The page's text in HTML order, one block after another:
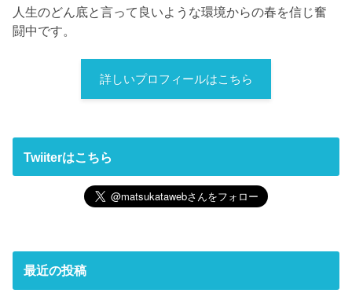
人生のどん底と言って良いような環境からの春を信じ奮
闘中です。
詳しいプロフィールはこちら
Twiiterはこちら
最近の投稿